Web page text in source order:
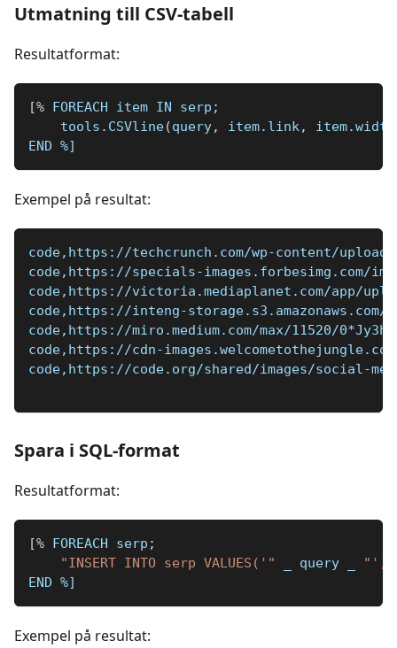
Utmatning till CSV-tabell
Resultatformat:
[% FOREACH item IN serp ;
    tools
. CSVline(query, item. link, item.width
END %]
Exempel på resultat:
code,https://techcrunch.com/wp-content/uploads/
code,https://specials-images.forbesimg.com/
code,https://victoria.mediaplanet.com/app/
code,https://inteng-storage.s3.amazonaws.com/
code,https://miro.medium.com/max/11520/
code,https://cdn-images.welcometothejungle.com/
code,https://code.org/shared/images/social-media/
Spara i SQL-format
Resultatformat:
[% FOREACH serp ;
"INSERT INTO serp VALUES('"
query
"',
END %]
Exempel på resultat: